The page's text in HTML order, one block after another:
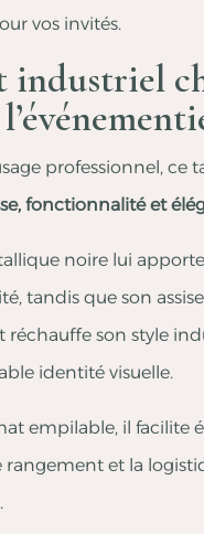
vos invités.
industriel
professionnel, ce
fonctionnalité et
noire lui
tandis que son
réchauffe son style
identité visuelle.
empilable, il facilite
rangement et la